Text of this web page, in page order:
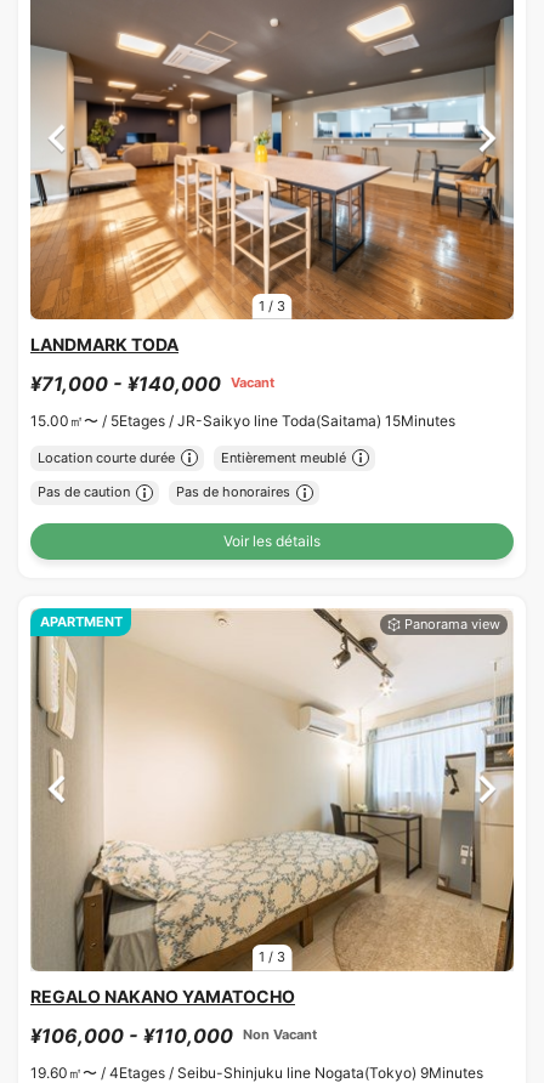
1 / 3
LANDMARK TODA
¥71,000 - ¥140,000 Vacant
15.00㎡〜 / 5Etages / JR-Saikyo line Toda(Saitama) 15Minutes
Location courte durée Entièrement meublé
Pas de caution Pas de honoraires
Voir les détails
1 / 3
APARTMENT
REGALO NAKANO YAMATOCHO
¥106,000 - ¥110,000 Non Vacant
19.60㎡〜 / 4Etages / Seibu-Shinjuku line Nogata(Tokyo) 9Minutes